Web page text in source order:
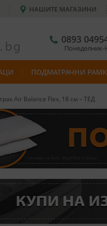
НАШИТЕ МАГАЗИНИ
0893
Понеделник-
ПОДМАТРАЧНИ
Air Balance Flex, 18 см – ТЕД